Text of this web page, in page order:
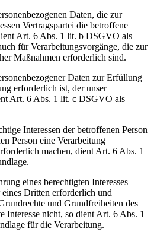
Daten, die zur
Vertragspartei die betroffene
Art. 6 Abs. 1 lit. b DSGVO als
für Verarbeitungsvorgänge, die zur
Maßnahmen erforderlich sind.
Daten zur Erfüllung
erforderlich ist, der unser
Art. 6 Abs. 1 lit. c DSGVO als
Interessen der betroffenen Person
Person eine Verarbeitung
machen, dient Art. 6 Abs. 1
eines berechtigten Interesses
eines Dritten erforderlich und
und Grundfreiheiten des
Interesse nicht, so dient Art. 6 Abs. 1
für die Verarbeitung.